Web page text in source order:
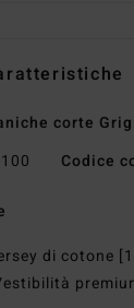
corte
Codice
di cotone